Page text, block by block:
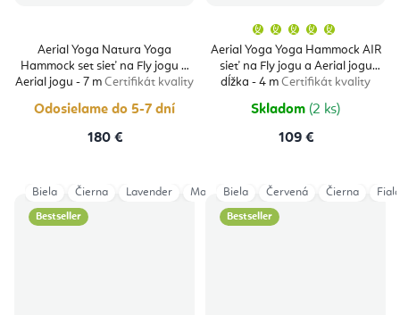
Aerial Yoga Natura Yoga
Hammock set sieť na Fly jogu a
Aerial jogu - 7 m Certifikát kvality
Odosielame do 5-7 dní
180 €
Aerial Yoga Yoga Hammock AIR
sieť na Fly jogu a Aerial jogu
dĺžka - 4 m Certifikát kvality
produktu
je
5,0
z
5
Skladom (2 ks)
109 €
Bestseller
Biela Čierna Lavender Magenta Modrá Tmavomodrá
Bestseller
Biela Červená Čierna